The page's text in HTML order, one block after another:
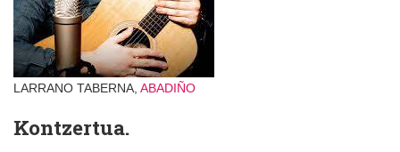
LARRANO TABERNA, ABADIÑO
Kontzertua.